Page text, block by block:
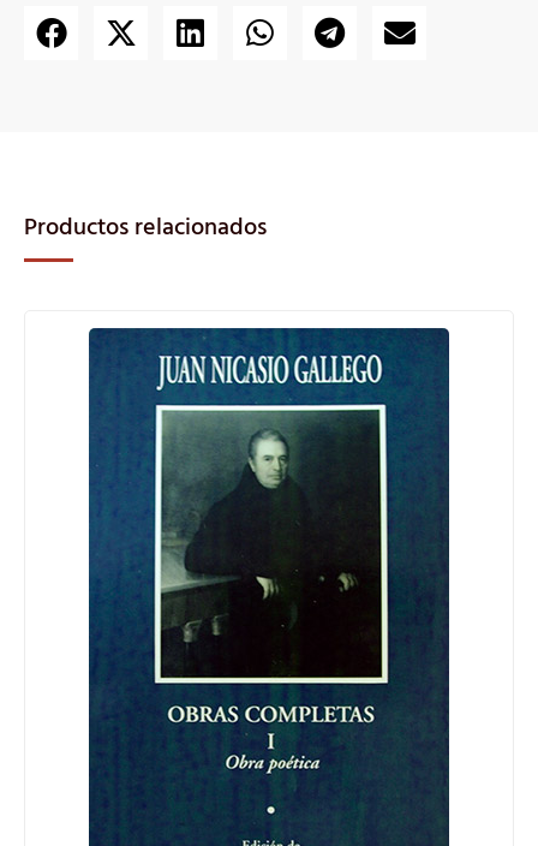
Productos relacionados